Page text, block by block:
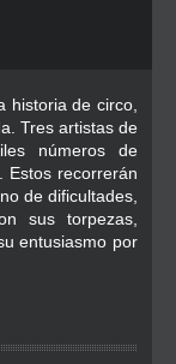
historia de circo,
Tres artistas de
números de
Estos recorrerán
de dificultades,
sus torpezas,
entusiasmo por